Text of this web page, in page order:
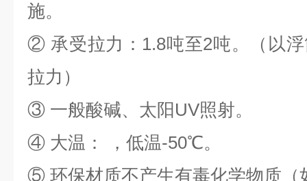
施。
② 承受拉力：1.8吨至2吨。（以
拉力）
③ 一般酸碱、太阳UV照射。
④ 大温： ，低温-50℃。
⑤ 环保材质不产生有毒化学物质（